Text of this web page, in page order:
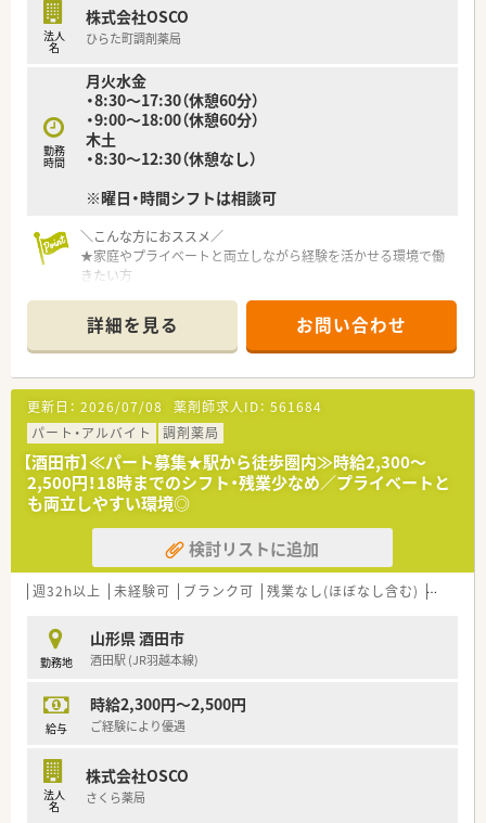
＼こんな方におススメ／
★家庭やプライベートと両立しながら経験を活かせる環境で働
きたい方
★異動や転勤なく腰を据えて働きたい方
★現場のことをしっかりわかってくれている会社でお勤めされ
たい方
法人
名
株式会社OSCO
ひらた町調剤薬局
勤務
時間
月火水金
・8:30～17:30（休憩60分）
・9:00～18:00（休憩60分）
木土
・8:30～12:30（休憩なし）
※曜日・時間シフトは相談可
＼こんな方におススメ／
★家庭やプライベートと両立しながら経験を活かせる環境で働
きたい方
★現場のことをしっかりわかってくれている会社でお勤めされ
たい方
★スキルアップ・維持できる環境で働きたい方
≪企業紹介≫
2011年創業で、創業当初からいらっしゃる社員の方で構成され
ています。異動や転勤なく、平均勤続年数が10年とほぼ創業から
の期間と重なっています。地域のかかりつけ薬剤師としてご活
躍いただける方をお迎えしたいと考えています。庄内地区で5店
舗展開しており、全店近隣のため別店舗の社員の方との交流もあ
り、風通しの良さに繋がっています。代表も薬剤師として現場に
出ておりますので、現場のことをしっかり理解しているので安心
感もございます。積極的に出店をしていくスタイルではなく、地
域に根差した薬局経営を重視している企業様です。
★代表も薬剤師で現場に出ているので風通しのいい社風です。
★事務さんは3年ごとに店舗異動があるため、店舗によってやり
方が違う、などの現場の問題を解消させています。
薬剤師の業務効率にも繋がっています。
★節目に会社のイベントなども実施しており、横のつながりも大
います。お互い様精神で支えあいながら仕事ができる環境です。
★半日単位で有給取得可能です。
詳細を見る お問い合わせ
更新日： 2026/07/08 薬剤師求人ID： 561684
パート・アルバイト
調剤薬局
【酒田市】≪パート募集★駅から徒歩圏内≫時給2,300～
2,500円！18時までのシフト・残業少なめ／プライベートと
も両立しやすい環境◎
検討リストに追加
週32h以上 未経験可 ブランク可 残業なし(ほぼなし含む) 転勤な
勤務地
山形県 酒田市
酒田駅 (JR羽越本線)
給与
時給2,300円～2,500円
ご経験により優遇
法人
名
株式会社OSCO
さくら薬局